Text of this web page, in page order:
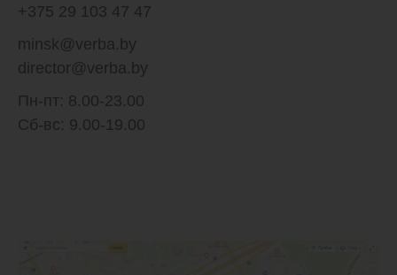
+375 29 103 47 47
minsk@verba.by
director@verba.by
Пн-пт: 8.00-23.00
Сб-вс: 9.00-19.00